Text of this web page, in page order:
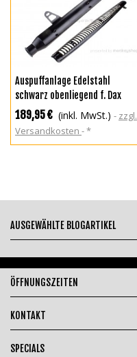
Auspuffanlage Edelstahl
schwarz obenliegend f. Dax
189,95 € (inkl. MwSt.)
zzgl.
Versandkosten
*
AUSGEWÄHLTE BLOGARTIKEL
ÖFFNUNGSZEITEN
KONTAKT
SPECIALS